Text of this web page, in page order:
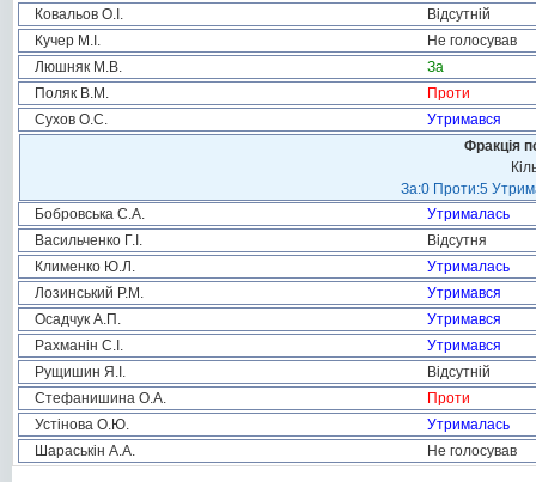
Ковальов О.І.
Відсутній
Кучер М.І.
Не голосував
Люшняк М.В.
За
Поляк В.М.
Проти
Сухов О.С.
Утримався
Фракція
За:0 Проти:5
Бобровська С.А.
Утрималась
Васильченко Г.І.
Відсутня
Клименко Ю.Л.
Утрималась
Лозинський Р.М.
Утримався
Осадчук А.П.
Утримався
Рахманін С.І.
Утримався
Рущишин Я.І.
Відсутній
Стефанишина О.А.
Проти
Устінова О.Ю.
Утрималась
Шараськін А.А.
Не голосував